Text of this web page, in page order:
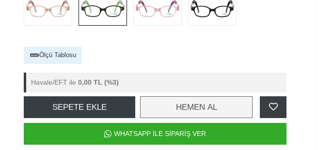
Ölçü Tablosu
Havale/EFT ile 0,00 TL (%3)
SEPETE EKLE HEMEN AL
WHATSAPP İLE SİPARİŞ VER